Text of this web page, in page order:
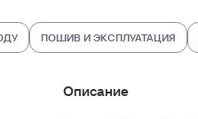
ПОШИВ И ЭКСПЛУАТАЦИЯ
Описание